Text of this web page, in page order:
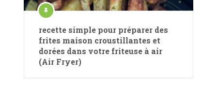
recette simple pour préparer des
frites maison croustillantes et
dorées dans votre friteuse à air
(Air Fryer)